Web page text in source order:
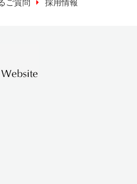
情報について、正当な
つ適切に管理するよう
います。
ご質問 採用情報